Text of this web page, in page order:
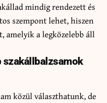
mindig rendezett és
szempont lehet, hiszen
amelyik a legközelebb áll
szakállbalzsamok
közül választhatunk, de